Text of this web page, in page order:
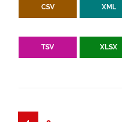
CSV XML
TSV XLSX